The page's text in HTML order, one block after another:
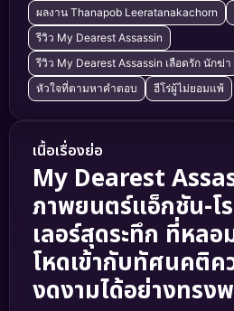
ผลงาน Thanapob Leeratanakachorn
รีวิว My Dearest Assassin
รีวิว My Dearest Assassin เลือดรัก นักฆ่า
หัวใจที่ตามหาคำตอบ
ฮีโร่ผู้ไม่ยอมแพ้
เนื้อเรื่องย่อ
My Dearest
ภาพยนตร์แอ็กชัน-โ
เลอร์สุดระทึก ที่หล
โหดเข้ากับทัศนคติค
งดงามได้อย่างทรง